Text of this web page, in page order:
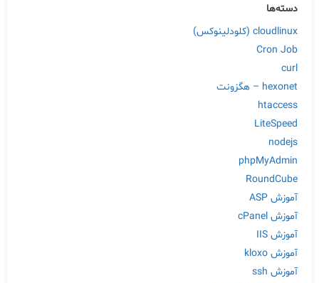
دسته‌ها
cloudlinux (کلودلینوکس)
Cron Job
curl
hexonet – هگزونت
htaccess
LiteSpeed
nodejs
phpMyAdmin
RoundCube
آموزش ASP
آموزش cPanel
آموزش IIS
آموزش kloxo
آموزش ssh